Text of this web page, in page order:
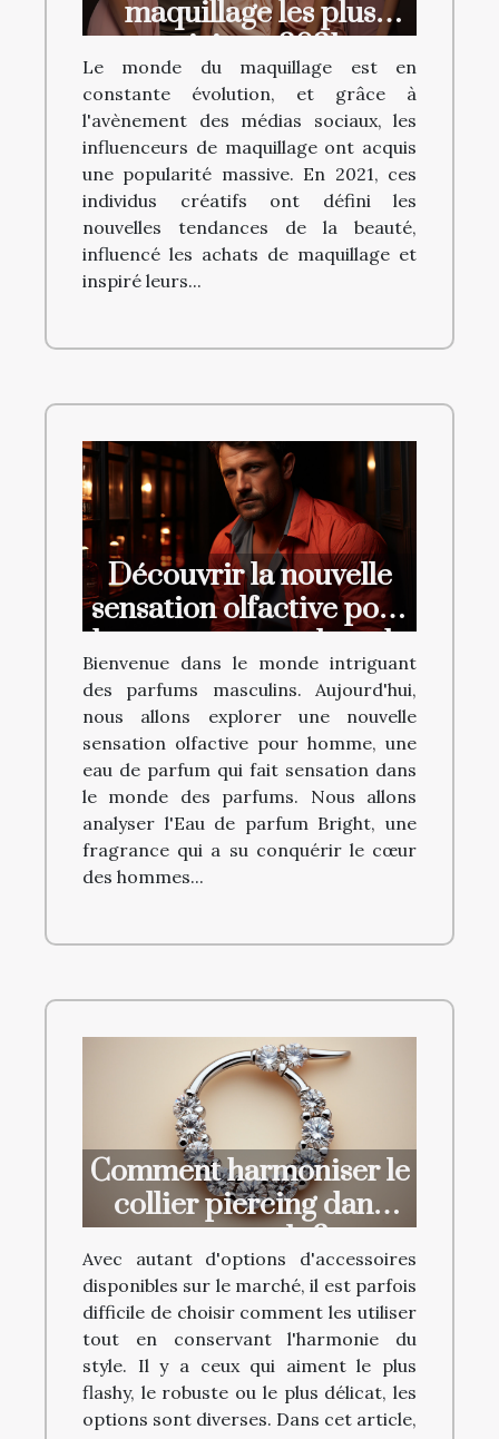
maquillage les plus
suivis en 2021
Le monde du maquillage est en
constante évolution, et grâce à
l'avènement des médias sociaux, les
influenceurs de maquillage ont acquis
une popularité massive. En 2021, ces
individus créatifs ont défini les
nouvelles tendances de la beauté,
influencé les achats de maquillage et
inspiré leurs...
Découvrir la nouvelle
sensation olfactive pour
homme : une analyse de
l'Eau de parfum Bright
Bienvenue dans le monde intriguant
des parfums masculins. Aujourd'hui,
nous allons explorer une nouvelle
sensation olfactive pour homme, une
eau de parfum qui fait sensation dans
le monde des parfums. Nous allons
analyser l'Eau de parfum Bright, une
fragrance qui a su conquérir le cœur
des hommes...
Comment harmoniser le
collier piercing dans
votre style ?
Avec autant d'options d'accessoires
disponibles sur le marché, il est parfois
difficile de choisir comment les utiliser
tout en conservant l'harmonie du
style. Il y a ceux qui aiment le plus
flashy, le robuste ou le plus délicat, les
options sont diverses. Dans cet article,